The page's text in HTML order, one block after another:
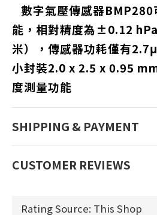
數字氣壓傳感器BMP280
能，相對精度為±0.12
米），傳感器功耗僅有
小封裝2.0 x 2.5 x 0.95
度測量功能
SHIPPING & PAYMENT
CUSTOMER REVIEWS